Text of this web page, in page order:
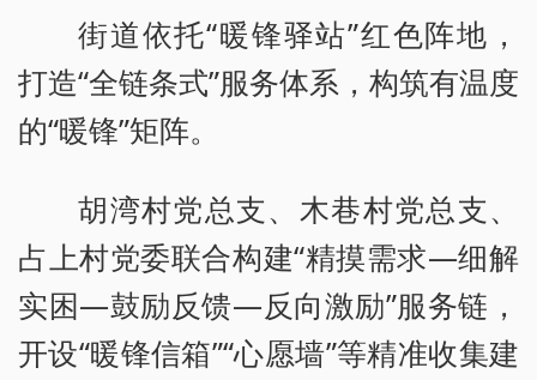
街道依托“暖锋驿站”红色阵地，
打造“全链条式”服务体系，构筑有温度
的“暖锋”矩阵。
胡湾村党总支、木巷村党总支、
占上村党委联合构建“精摸需求—细解
实困—鼓励反馈—反向激励”服务链，
开设“暖锋信箱”“心愿墙”等精准收集建